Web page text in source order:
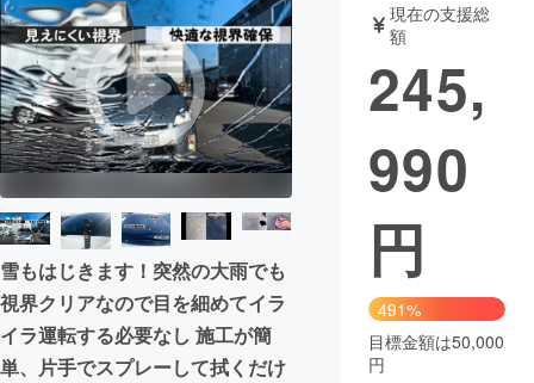
テクノロジー・ガジェット
映像・映画 書籍・雑誌
ビジネス・起業 チャレンジ
まちづくり・地域活性化
CAMPFIRE for Social Good
CAMPFIRE Creation
CAMPFIREふるさと納税
コミュニティ
雪もはじきます！突然の大雨でも
視界クリアなので目を細めてイラ
イラ運転する必要なし 施工が簡
単、片手でスプレーして拭くだけ
現在の支援総
額
245,
990
円
491%
目標金額は50,000
円